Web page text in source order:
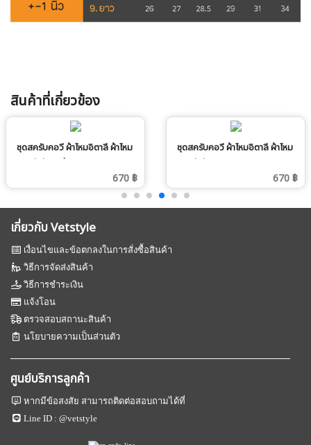
สินค้าที่เกี่ยวข้อง
ชุดสครับคอวี ผ้าไหมอิตาลี ผ้าไหม
อิตาลี สีกรมท่า
670 ฿
ชุดสครับคอวี ผ้าไหมอิตาลี ผ้าไหม
อิตาลี สีกะปิ
670 ฿
เกี่ยวกับ Vetstyle
เงื่อนไขและข้อตกลงในการสั่งซื้อสินค้า
วิธีการจัดส่งสินค้า
วิธีการชำระเงิน
แจ้งโอน
ตรวจสอบสถานะสินค้า
นโยบายความเป็นส่วนตัว
ศูนย์บริการลูกค้า
หากมีข้อสงสัย สามารถติดต่อสอบถามได้ที่
Line ID :@vetstyle